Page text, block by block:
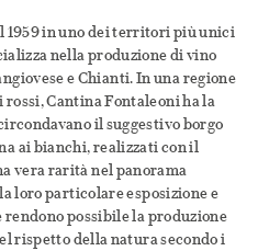
1959 in uno dei territori più unici
nella produzione di vino
e Chianti. In una regione
Cantina Fontaleoni ha la
il suggestivo borgo
ai bianchi, realizzati con il
vera rarità nel panorama
loro particolare esposizione e
rendono possibile la produzione
rispetto della natura secondo i